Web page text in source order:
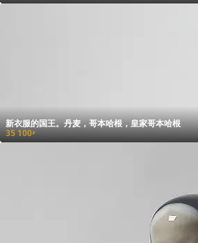
新衣服的国王。丹麦，哥本哈根，皇家哥本哈根
35 100₽